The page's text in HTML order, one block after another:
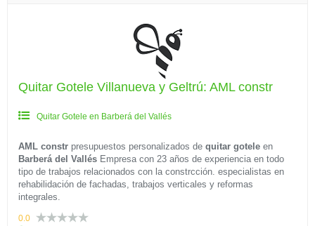
Quitar Gotele Villanueva y Geltrú: AML constr
Quitar Gotele en Barberá del Vallés
AML constr presupuestos personalizados de quitar gotele en
Barberá del Vallés Empresa con 23 años de experiencia en todo
tipo de trabajos relacionados con la constrcción. especialistas en
rehabilidación de fachadas, trabajos verticales y reformas
integrales.
0.0